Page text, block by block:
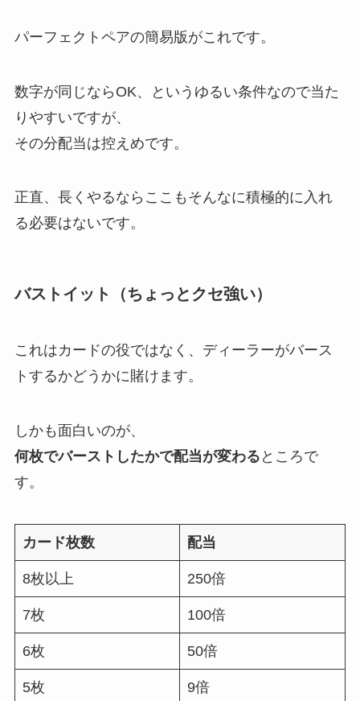
パーフェクトペアの簡易版がこれです。
数字が同じならOK、というゆるい条件なので当た
りやすいですが、
その分配当は控えめです。
正直、長くやるならここもそんなに積極的に入れ
る必要はないです。
バストイット（ちょっとクセ強い）
これはカードの役ではなく、ディーラーがバース
トするかどうかに賭けます。
しかも面白いのが、
何枚でバーストしたかで配当が変わる ところで
す。
カード枚数 配当
8枚以上 250倍
7枚 100倍
6枚 50倍
5枚 9倍